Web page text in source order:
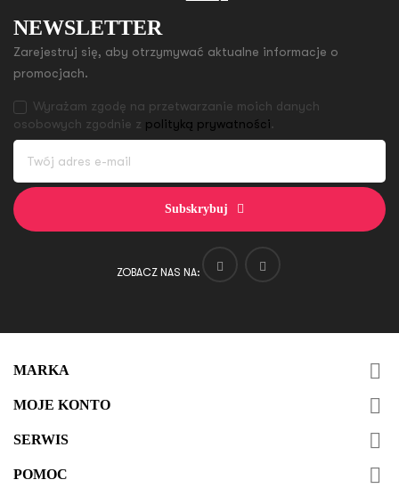
NEWSLETTER
Zarejestruj się, aby otrzymywać aktualne informacje o
promocjach.
Wyrażam zgodę na przetwarzanie moich danych
osobowych zgodnie z polityką prywatności.
Subskrybuj
ZOBACZ NAS NA:
MARKA 
MOJE KONTO 
SERWIS 
POMOC 